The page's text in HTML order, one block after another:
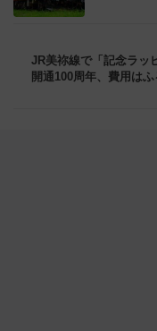
JR美祢線で「記念ラ
開通100周年、費用は